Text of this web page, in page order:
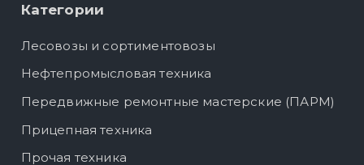
Категории
Лесовозы и сортиментовозы
Нефтепромысловая техника
Передвижные ремонтные мастерские (ПАРМ)
Прицепная техника
Прочая техника